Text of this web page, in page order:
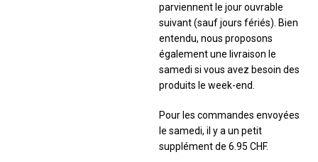
parviennent le jour ouvrable
suivant (sauf jours fériés). Bien
entendu, nous proposons
également une livraison le
samedi si vous avez besoin des
produits le week-end.
Pour les commandes envoyées
le samedi, il y a un petit
supplément de 6.95 CHF.